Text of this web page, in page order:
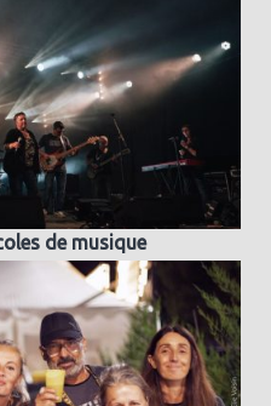
de musique